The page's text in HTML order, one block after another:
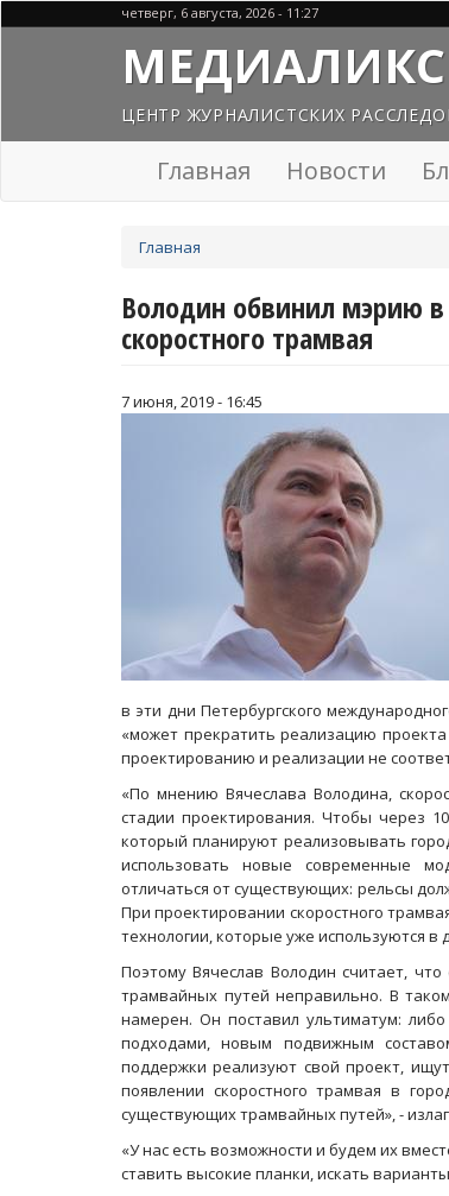
четверг, 6 августа, 2026 - 11:27
МЕДИАЛИКС
ЦЕНТР ЖУРНАЛИСТСКИХ
Главная Новости
здесь
Главная
Володин обвинил мэрию в
скоростного трамвая
7 июня, 2019 - 16:45
в эти дни Петербургского
«может прекратить реализацию
проектированию и реализации не
«По мнению Вячеслава Володина,
стадии проектирования. Чтобы через
который планируют реализовывать
использовать новые современные
отличаться от существующих: рельсы
При проектировании скоростного
технологии, которые уже используются в
Поэтому Вячеслав Володин считает,
трамвайных путей неправильно. В
намерен. Он поставил ультиматум:
подходами, новым подвижным
поддержки реализуют свой проект,
появлении скоростного трамвая в
существующих трамвайных путей», -
«У нас есть возможности и будем их
ставить высокие планки, искать